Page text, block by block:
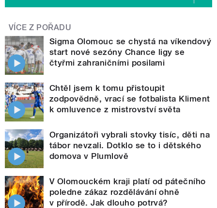
VÍCE Z POŘADU
Sigma Olomouc se chystá na víkendový
start nové sezóny Chance ligy se
čtyřmi zahraničními posilami
Chtěl jsem k tomu přistoupit
zodpovědně, vrací se fotbalista Kliment
k omluvence z mistrovství světa
Organizátoři vybrali stovky tisíc, děti na
tábor nevzali. Dotklo se to i dětského
domova v Plumlově
V Olomouckém kraji platí od pátečního
poledne zákaz rozdělávání ohně
v přírodě. Jak dlouho potrvá?